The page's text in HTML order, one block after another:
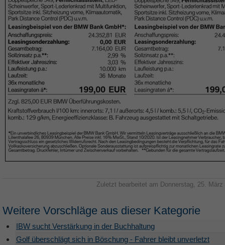
Zuletzt bearbeitet am Donnerstag, 25. März
Weitere Vorschläge aus dieser Kategorie
IBW sucht Verstärkung in der Buchhaltung
Golf überschlägt sich in Böschung - Fahrer bleibt unverletzt